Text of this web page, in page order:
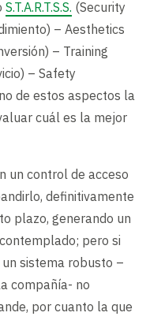
S.T.A.R.T.S.S. (Security
– Aesthetics
– Training
– Safety
de estos aspectos la
cuál es la mejor
un control de acceso
definitivamente
plazo, generando un
pero si
sistema robusto –
compañía- no
por cuanto la que